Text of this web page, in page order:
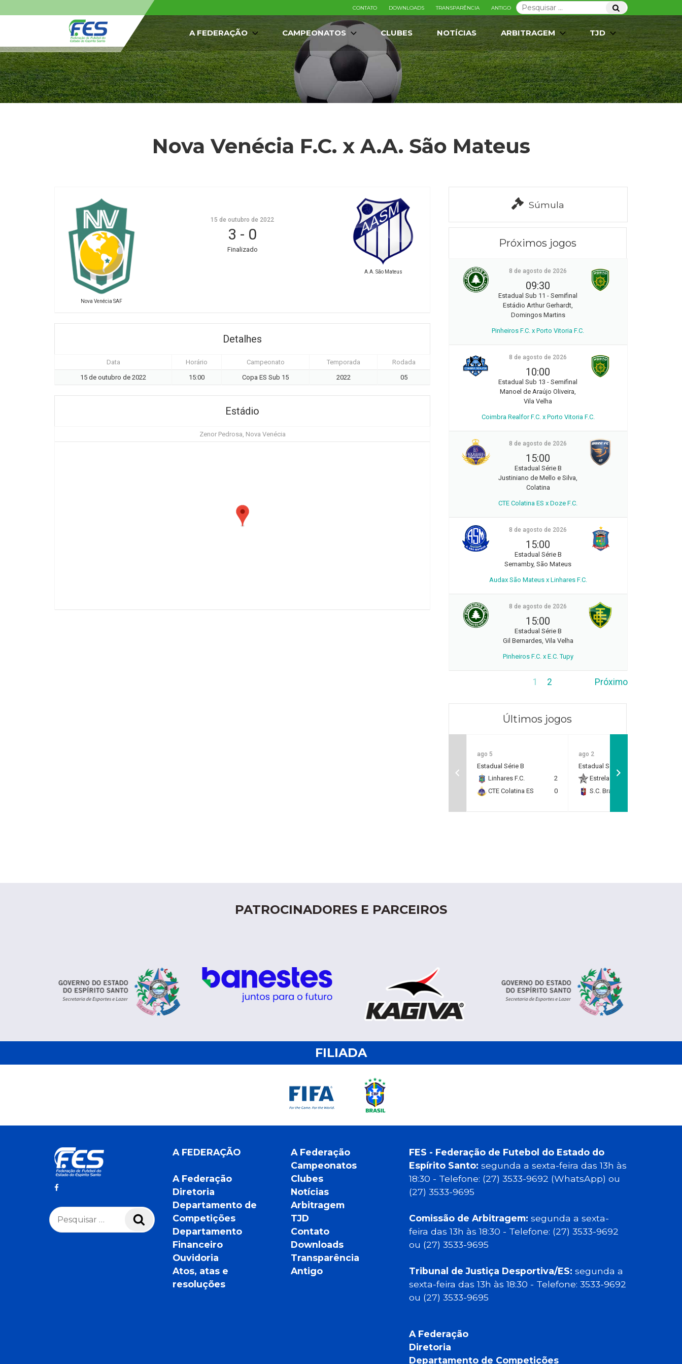
Pesquisar
por:
Pesquisar
CONTATO DOWNLOADS TRANSPARÊNCIA ANTIGO
A FEDERAÇÃO CAMPEONATOS CLUBES NOTÍCIAS ARBITRAGEM TJD
Nova Venécia F.C. x A.A. São Mateus
Nova Venécia SAF
A.A. São Mateus
15 de outubro de 2022
3 - 0
Finalizado
Detalhes
Data Horário Campeonato Temporada
Rodada
15 de outubro de 2022
15:00 Copa ES Sub 15 2022 05
Estádio
Zenor Pedrosa, Nova Venécia
Súmula
Próximos jogos
8 de agosto de 2026
09:30
Estadual Sub 11 - Semifinal
Estádio Arthur Gerhardt,
Domingos Martins
Pinheiros F.C. x Porto Vitoria F.C.
8 de agosto de 2026
10:00
Estadual Sub 13 - Semifinal
Manoel de Araújo Oliveira,
Vila Velha
Coimbra Realfor F.C. x Porto Vitoria F.C.
8 de agosto de 2026
15:00
Estadual Série B
Justiniano de Mello e Silva,
Colatina
CTE Colatina ES x Doze F.C.
8 de agosto de 2026
15:00
Estadual Série B
Sernamby, São Mateus
Audax São Mateus x Linhares F.C.
8 de agosto de 2026
15:00
Estadual Série B
Gil Bernardes, Vila Velha
Pinheiros F.C. x E.C. Tupy
1 2 Próximo
Últimos jogos
ago 5
Estadual Série B
Linhares F.C.
2
CTE Colatina ES
0
ago 2
Estadual Série B
Estrela do Norte F.C.
S.C. Brasil Capixaba
PATROCINADORES E PARCEIROS
FILIADA
Pesquisar
por:
Pesquisar
A FEDERAÇÃO
A Federação
Diretoria
Departamento de
Competições
Departamento
Financeiro
Ouvidoria
Atos, atas e
resoluções
A Federação
Campeonatos
Clubes
Notícias
Arbitragem
TJD
Contato
Downloads
Transparência
Antigo
FES - Federação de Futebol do Estado do
Espírito Santo: segunda a sexta-feira das 13h às
18:30 - Telefone: (27) 3533-9692 (WhatsApp) ou
(27) 3533-9695
Comissão de Arbitragem: segunda a sexta-
feira das 13h às 18:30 - Telefone: (27) 3533-9692
ou (27) 3533-9695
Tribunal de Justiça Desportiva/ES: segunda a
sexta-feira das 13h às 18:30 - Telefone: 3533-9692
ou (27) 3533-9695
A Federação
Diretoria
Departamento de Competições